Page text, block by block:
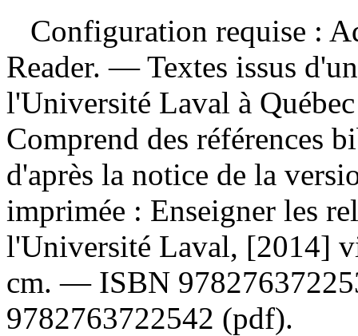
Configuration requise :
Reader. — Textes issus
l'Université Laval à
Comprend des références
d'après la notice de la
imprimée : Enseigner les
l'Université Laval, [2014]
cm. — ISBN
9782763722542 (pdf).